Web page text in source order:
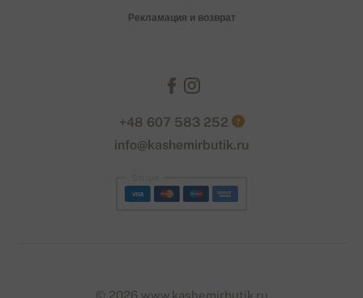
Рекламация и возврат
+48 607 583 252 ?
info@kashemirbutik.ru
© 2026 www.kashemirbutik.ru